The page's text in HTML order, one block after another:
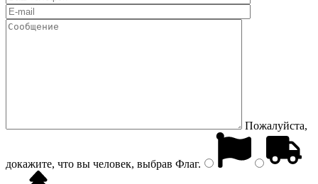
Пожалуйста,
докажите, что вы человек, выбрав Флаг.